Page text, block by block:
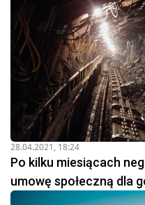
28.04.2021, 18:24
Po kilku miesiącach
umowę społeczną dla